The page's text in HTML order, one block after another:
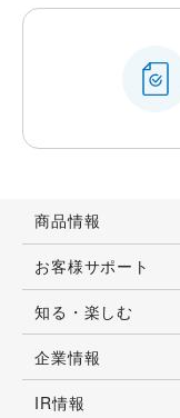
商品情報
お客様サポート
知る・楽しむ
企業情報
IR情報